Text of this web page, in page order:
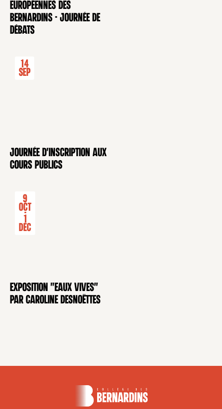
européennes des
Bernardins - Journée de
débats
CONFÉRENCE
14
Sep
Journée d'inscription aux
cours publics
EXPOSITION
9
Oct
-
1
Déc
Exposition "Eaux Vives"
par Caroline Desnoëttes